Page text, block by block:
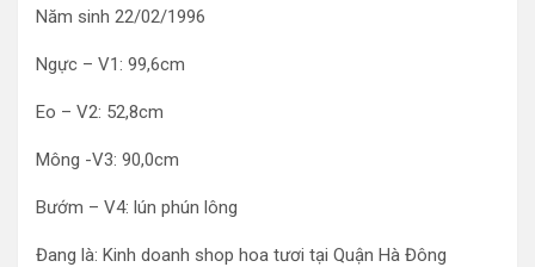
Năm sinh 22/02/1996
Ngực – V1: 99,6cm
Eo – V2: 52,8cm
Mông -V3: 90,0cm
Bướm – V4: lún phún lông
Đang là: Kinh doanh shop hoa tươi tại Quận Hà Đông